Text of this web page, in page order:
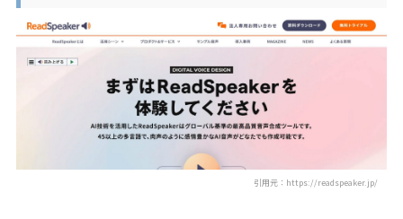
引用元：https://readspeaker.jp/